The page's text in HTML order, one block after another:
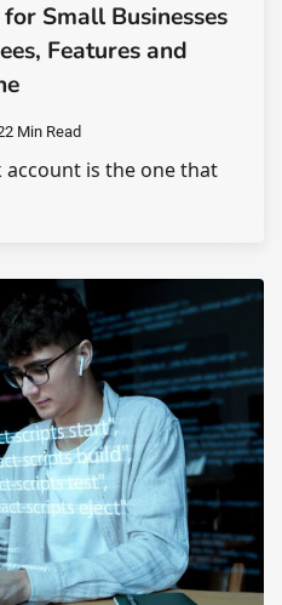
Small Businesses
Features and
Min Read
account is the one that